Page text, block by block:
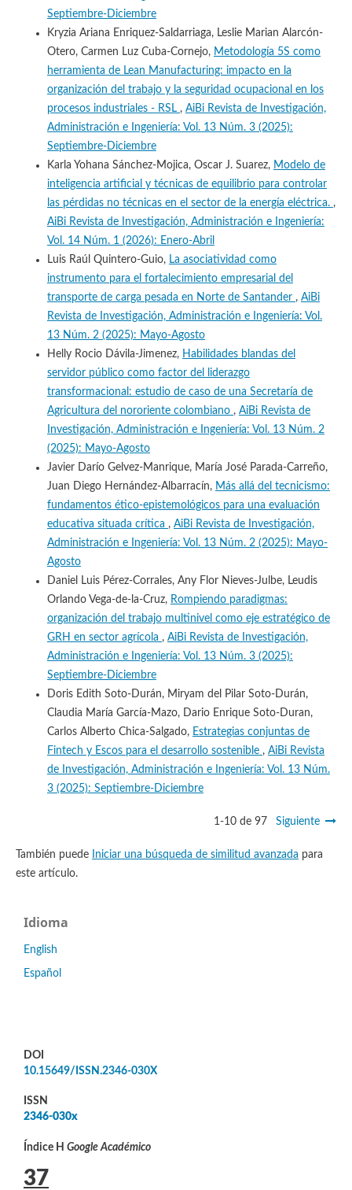
Septiembre-Diciembre
Kryzia Ariana Enriquez-Saldarriaga, Leslie Marian Alarcón-
Otero, Carmen Luz Cuba-Cornejo, Metodología 5S como
herramienta de Lean Manufacturing: impacto en la
organización del trabajo y la seguridad ocupacional en los
procesos industriales - RSL , AiBi Revista de Investigación,
Administración e Ingeniería: Vol. 13 Núm. 3 (2025):
Septiembre-Diciembre
Karla Yohana Sánchez-Mojica, Oscar J. Suarez, Modelo de
inteligencia artificial y técnicas de equilibrio para controlar
las pérdidas no técnicas en el sector de la energía eléctrica. ,
AiBi Revista de Investigación, Administración e Ingeniería:
Vol. 14 Núm. 1 (2026): Enero-Abril
Luis Raúl Quintero-Guio, La asociatividad como
instrumento para el fortalecimiento empresarial del
transporte de carga pesada en Norte de Santander , AiBi
Revista de Investigación, Administración e Ingeniería: Vol.
13 Núm. 2 (2025): Mayo-Agosto
Helly Rocio Dávila-Jimenez, Habilidades blandas del
servidor público como factor del liderazgo
transformacional: estudio de caso de una Secretaría de
Agricultura del nororiente colombiano , AiBi Revista de
Investigación, Administración e Ingeniería: Vol. 13 Núm. 2
(2025): Mayo-Agosto
Javier Darío Gelvez-Manrique, María José Parada-Carreño,
Juan Diego Hernández-Albarracín, Más allá del tecnicismo:
fundamentos ético-epistemológicos para una evaluación
educativa situada crítica , AiBi Revista de Investigación,
Administración e Ingeniería: Vol. 13 Núm. 2 (2025): Mayo-
Agosto
Daniel Luis Pérez-Corrales, Any Flor Nieves-Julbe, Leudis
Orlando Vega-de-la-Cruz, Rompiendo paradigmas:
organización del trabajo multinivel como eje estratégico de
GRH en sector agrícola , AiBi Revista de Investigación,
Administración e Ingeniería: Vol. 13 Núm. 3 (2025):
Septiembre-Diciembre
Doris Edith Soto-Durán, Miryam del Pilar Soto-Durán,
Claudia María García-Mazo, Dario Enrique Soto-Duran,
Carlos Alberto Chica-Salgado, Estrategias conjuntas de
Fintech y Escos para el desarrollo sostenible , AiBi Revista
de Investigación, Administración e Ingeniería: Vol. 13 Núm.
3 (2025): Septiembre-Diciembre
1-10 de 97 Siguiente
También puede Iniciar una búsqueda de similitud avanzada para
este artículo.
Idioma
English
Español
DOI
10.15649/ISSN.2346-030X
ISSN
2346-030x
Índice H Google Académico
37